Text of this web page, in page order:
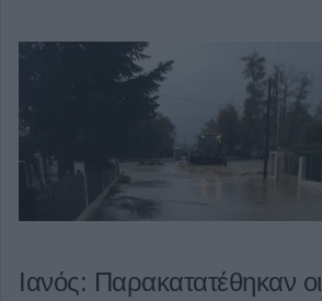
Ιανός: Παρακατατέθηκαν οι